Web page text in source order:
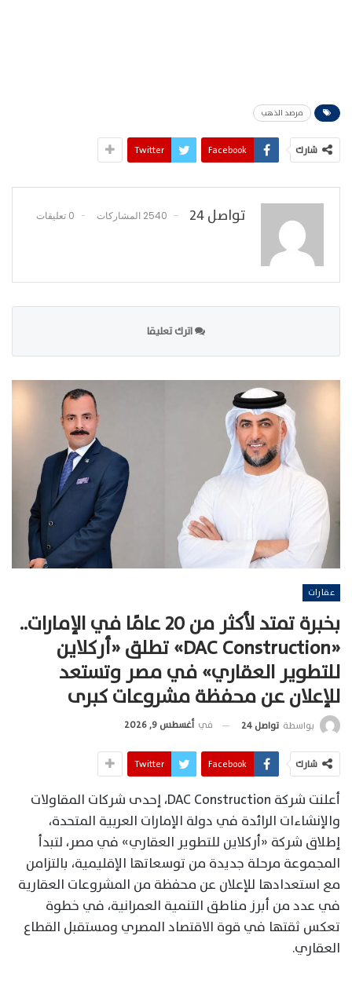
مرصد الذهب
شارك Facebook
Twitter
تواصل 24 2540 المشاركات 0 تعليقات
اترك تعليقا
عقارات
بخبرة تمتد لأكثر من 20 عامًا في الإمارات..
«DAC Construction» تطلق «أركلاين
للتطوير العقاري» في مصر وتستعد
للإعلان عن محفظة مشروعات كبرى
بواسطة تواصل 24 في أغسطس 9, 2026
شارك Facebook
Twitter
أعلنت شركة DAC Construction، إحدى شركات المقاولات
والإنشاءات الرائدة في دولة الإمارات العربية المتحدة،
إطلاق شركة «أركلاين للتطوير العقاري» في مصر، لتبدأ
المجموعة مرحلة جديدة من توسعاتها الإقليمية، بالتزامن
مع استعدادها للإعلان عن محفظة من المشروعات العقارية
في عدد من أبرز مناطق التنمية العمرانية، في خطوة
تعكس ثقتها في قوة الاقتصاد المصري ومستقبل القطاع
العقاري.